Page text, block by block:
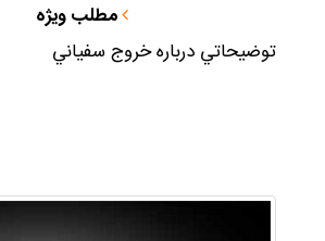
مطلب ويژه
توضيحاتي درباره خروج سفياني